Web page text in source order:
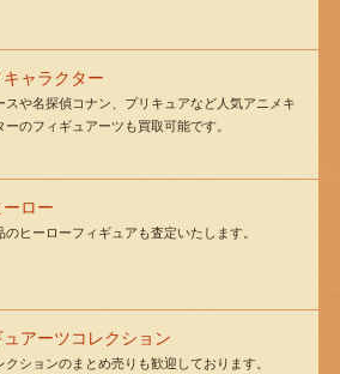
キャラクター
スや名探偵コナン、プリキュアなど人気アニメキ
ーのフィギュアーツも買取可能です。
ロー
のヒーローフィギュアも査定いたします。
ュアーツコレクション
クションのまとめ売りも歓迎しております。